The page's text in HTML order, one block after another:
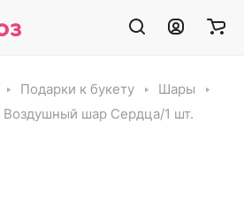
Подарки к букету
Шары
Воздушный шар Сердца/1 шт.